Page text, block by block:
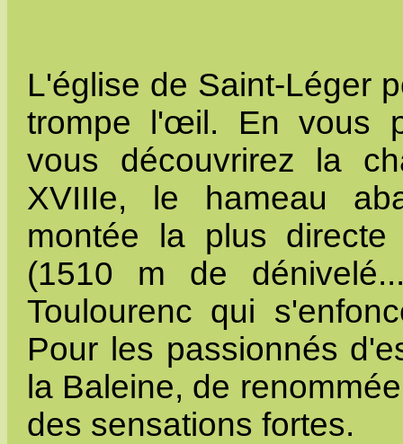
L'église de Saint-Léger
trompe l'œil. En vous
vous découvrirez la
XVIIIe, le hameau
montée la plus
(1510 m de
Toulourenc qui
Pour les passionnés
la Baleine, de
des sensations fortes.